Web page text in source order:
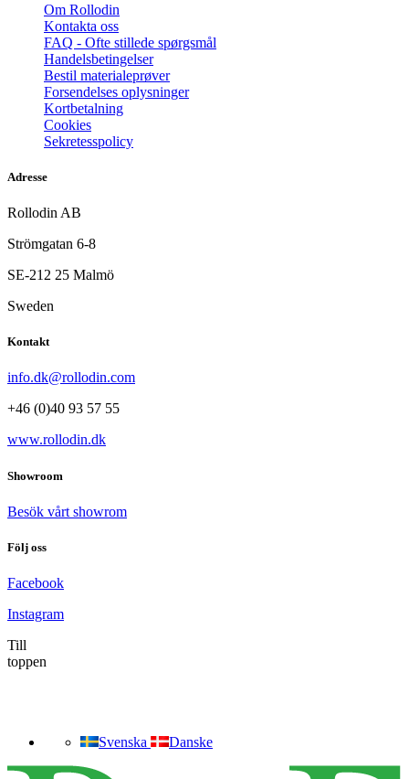
Om Rollodin
Kontakta oss
FAQ - Ofte stillede spørgsmål
Handelsbetingelser
Bestil materialeprøver
Forsendelses oplysninger
Kortbetalning
Cookies
Sekretesspolicy
Adresse
Rollodin AB
Strömgatan 6-8
SE-212 25 Malmö
Sweden
Kontakt
info.dk@rollodin.com
+46 (0)40 93 57 55
www.rollodin.dk
Showroom
Besök vårt showrom
Följ oss
Facebook
Instagram
Till
toppen
Svenska Danske